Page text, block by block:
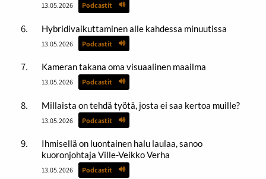
13.05.2026 Podcastit
Hybridivaikuttaminen alle kahdessa minuutissa
13.05.2026 Podcastit
Kameran takana oma visuaalinen maailma
13.05.2026 Podcastit
Millaista on tehdä työtä, josta ei saa kertoa muille?
13.05.2026 Podcastit
Ihmisellä on luontainen halu laulaa, sanoo
kuoronjohtaja Ville-Veikko Verha
13.05.2026 Podcastit